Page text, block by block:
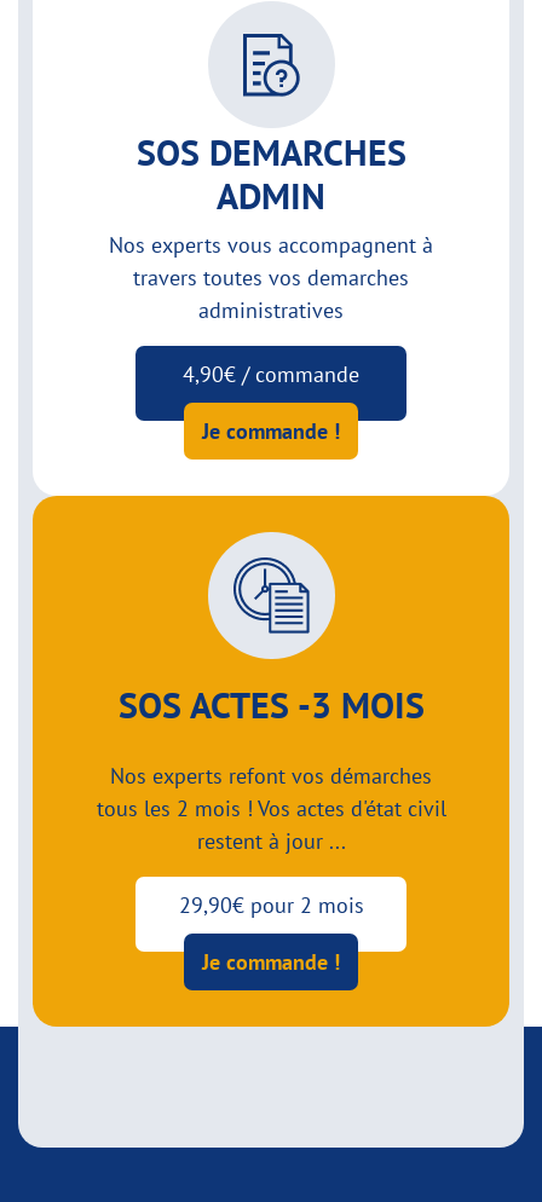
SOS DEMARCHES
ADMIN
Nos experts vous accompagnent à
travers toutes vos demarches
administratives
4,90€ / commande
Je commande !
SOS ACTES -3 MOIS
Nos experts refont vos démarches
tous les 2 mois ! Vos actes d'état civil
restent à jour ...
29,90€ pour 2 mois
Je commande !